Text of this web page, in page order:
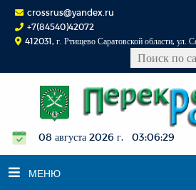
crossrus@yandex.ru
+7(84540)42072
412031, г. Ртищево Саратовской области, ул.
08 августа 2026 г. 03:06:30
МЕНЮ